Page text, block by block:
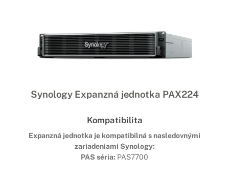
Synology Expanzná jednotka PAX224
Kompatibilita
Expanzná jednotka je kompatibilná s nasledovnými
zariadeniami Synology:
PAS séria: PAS7700